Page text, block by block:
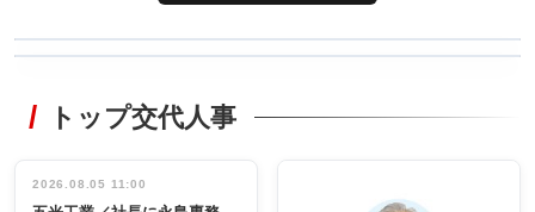
非鉄業界で
インタビュ
ー／社内ア
タックトレー
祝う 業界関
係者ら220人
トップ交代人事
2026.08.05 11:00